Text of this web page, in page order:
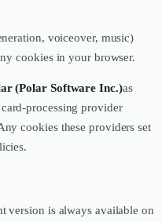
voiceover, music)
cookies in your browser.
(Polar Software Inc.)as
card-processing provider
cookies these providers set
version is always available on